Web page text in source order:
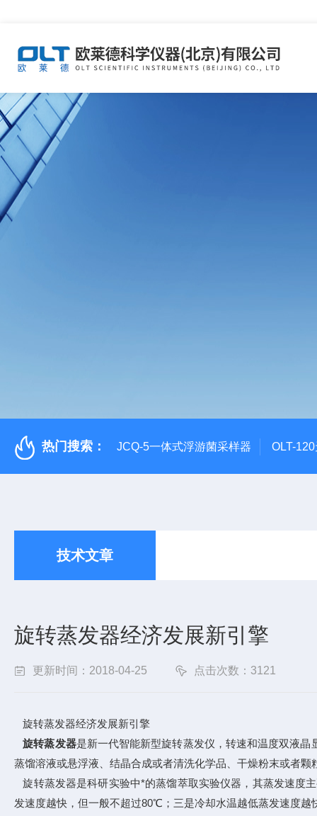
热门搜索： JCQ-5一体式浮游菌采样器 OLT-
技术文章
旋转蒸发器经济发展新引擎
更新时间：2018-04-25 点击次数：3121
旋转蒸发器经济发展新引擎
旋转蒸发器是新一代智能新型旋转蒸发仪，转速和温度双液
蒸馏溶液或悬浮液、结晶合成或者清洗化学品、干燥粉末或者
旋转蒸发器是科研实验中*的蒸馏萃取实验仪器，其蒸发速度
发速度越快，但一般不超过80℃；三是冷却水温越低蒸发速度越